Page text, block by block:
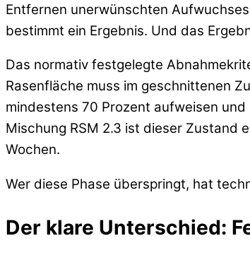
Entfernen unerwünschten
bestimmt ein Ergebnis. Und das
Das normativ festgelegte
Rasenfläche muss im geschnittenen
mindestens 70 Prozent aufweisen
Mischung RSM 2.3 ist dieser Zustand
Wochen.
Wer diese Phase überspringt, hat
Der klare Unterschied: